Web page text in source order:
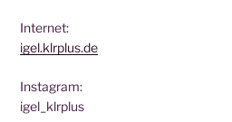
Inter­net:
igel.klrplus.de
Insta­gram:
igel_klrplus